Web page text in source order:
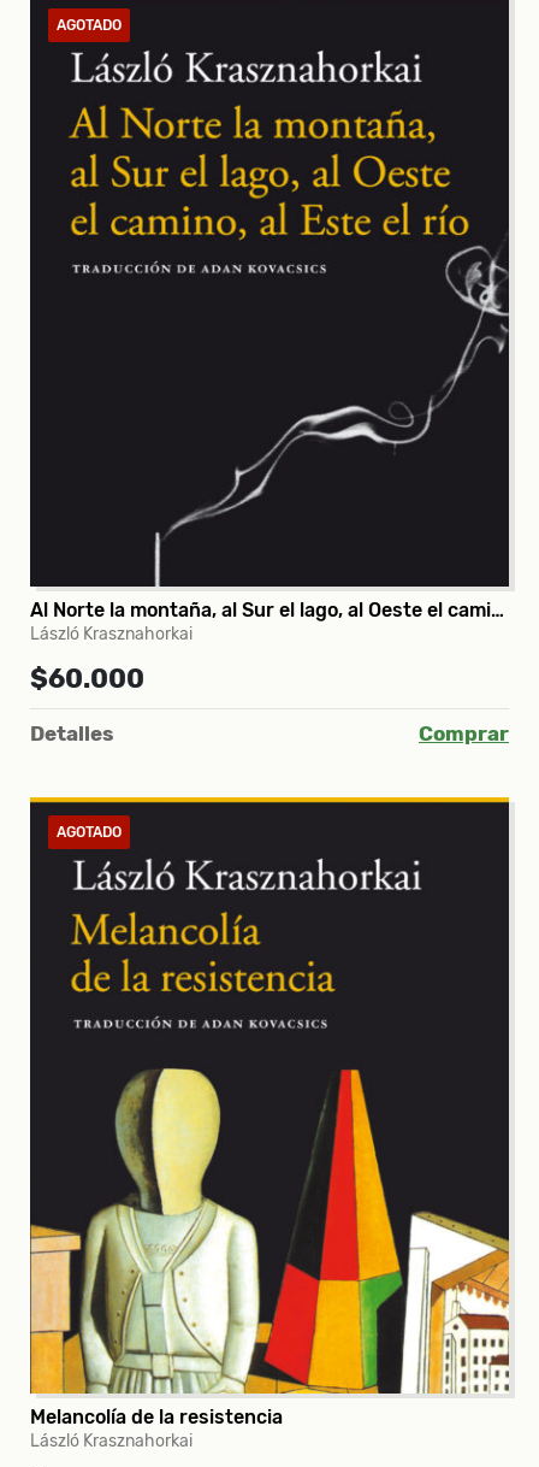
AGOTADO
Al Norte la montaña, al Sur el lago, al Oeste el camino, al Este el río
László Krasznahorkai
$60.000
Detalles Comprar
AGOTADO
Melancolía de la resistencia
László Krasznahorkai